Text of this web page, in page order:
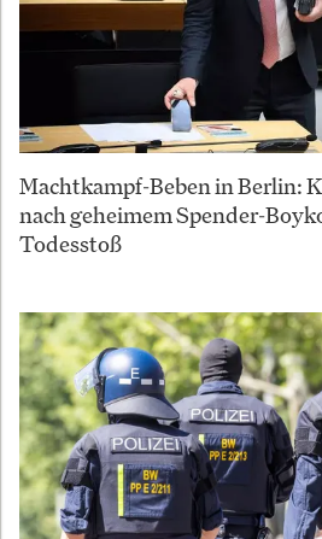
Machtkampf-Beben in Berlin:
nach geheimem Spender-
Todesstoß